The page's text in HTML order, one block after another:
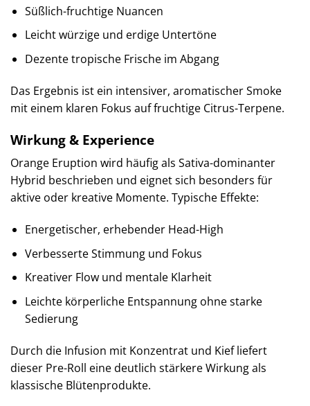
Süßlich-fruchtige Nuancen
Leicht würzige und erdige Untertöne
Dezente tropische Frische im Abgang
Das Ergebnis ist ein intensiver, aromatischer Smoke
mit einem klaren Fokus auf fruchtige Citrus-Terpene.
Wirkung & Experience
Orange Eruption wird häufig als Sativa-dominanter
Hybrid beschrieben und eignet sich besonders für
aktive oder kreative Momente. Typische Effekte:
Energetischer, erhebender Head-High
Verbesserte Stimmung und Fokus
Kreativer Flow und mentale Klarheit
Leichte körperliche Entspannung ohne starke
Sedierung
Durch die Infusion mit Konzentrat und Kief liefert
dieser Pre-Roll eine deutlich stärkere Wirkung als
klassische Blütenprodukte.